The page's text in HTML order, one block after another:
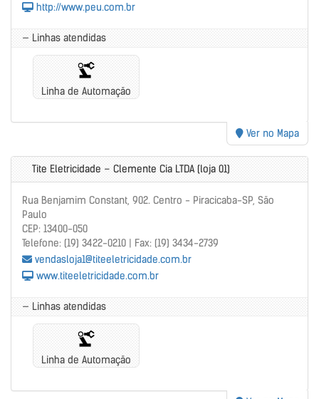
http://www.peu.com.br
— Linhas atendidas
Linha de Automação
Ver no Mapa
Tite Eletricidade – Clemente Cia LTDA (loja 01)
Rua Benjamim Constant, 902. Centro - Piracicaba-SP, São
Paulo
CEP: 13400-050
Telefone: (19) 3422-0210 | Fax: (19) 3434-2739
vendasloja1@titeeletricidade.com.br
www.titeeletricidade.com.br
— Linhas atendidas
Linha de Automação